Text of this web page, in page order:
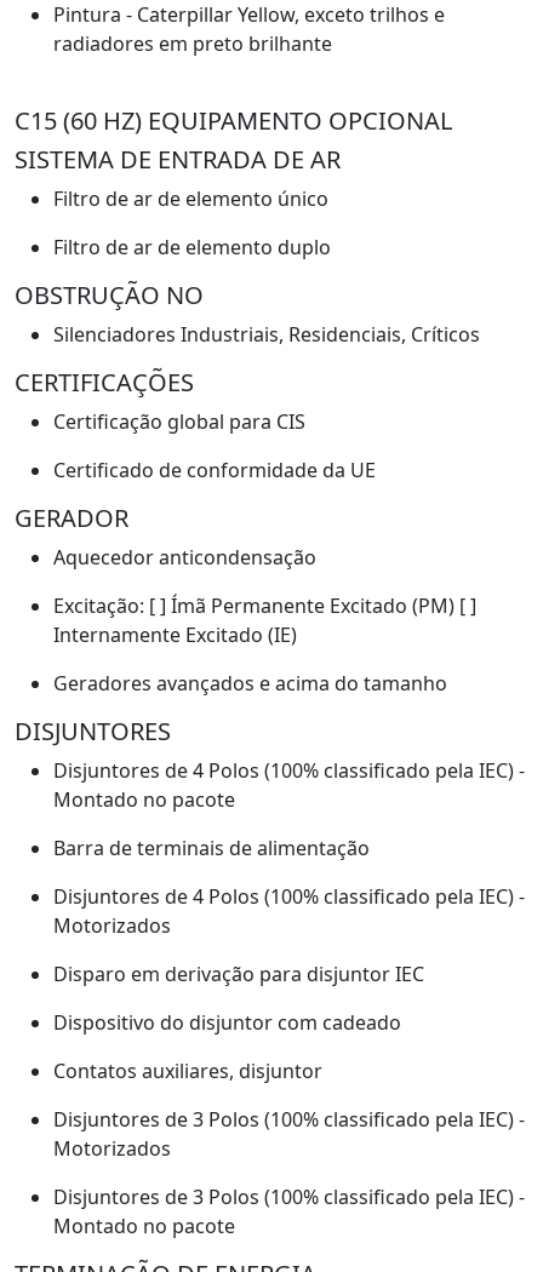
Pintura - Caterpillar Yellow, exceto trilhos e
radiadores em preto brilhante
C15 (60 HZ) EQUIPAMENTO OPCIONAL
SISTEMA DE ENTRADA DE AR
Filtro de ar de elemento único
Filtro de ar de elemento duplo
OBSTRUÇÃO NO
Silenciadores Industriais, Residenciais, Críticos
CERTIFICAÇÕES
Certificação global para CIS
Certificado de conformidade da UE
GERADOR
Aquecedor anticondensação
Excitação: [ ] Ímã Permanente Excitado (PM) [ ]
Internamente Excitado (IE)
Geradores avançados e acima do tamanho
DISJUNTORES
Disjuntores de 4 Polos (100% classificado pela IEC) -
Montado no pacote
Barra de terminais de alimentação
Disjuntores de 4 Polos (100% classificado pela IEC) -
Motorizados
Disparo em derivação para disjuntor IEC
Dispositivo do disjuntor com cadeado
Contatos auxiliares, disjuntor
Disjuntores de 3 Polos (100% classificado pela IEC) -
Motorizados
Disjuntores de 3 Polos (100% classificado pela IEC) -
Montado no pacote